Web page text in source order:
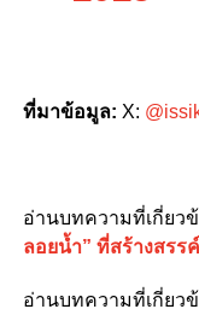
ที่มาข้อมูล: X:
อ่านบทความที่เกี่ยว
ลอยน้ำ” ที่สร้างสรร
อ่านบทความที่เกี่ยว